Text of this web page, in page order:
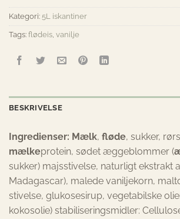
Kategori: 5L iskantiner
Tags: flødeis, vanilje
BESKRIVELSE
Ingredienser: Mælk, fløde, sukker,
mælkeprotein, sødet æggeblommer (
sukker) majsstivelse, naturligt ekstrakt
Madagascar), malede vaniljekorn,
stivelse, glukosesirup, vegetabilske
kokosolie) stabiliseringsmidler: